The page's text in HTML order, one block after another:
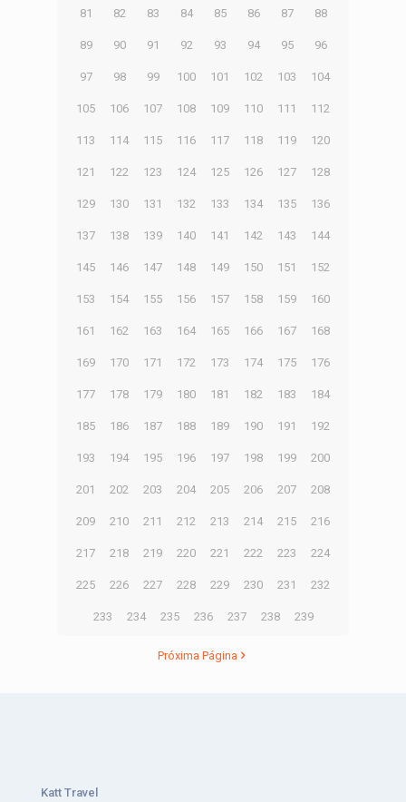
81 82 83 84 85 86 87 88
89 90 91 92 93 94 95 96
97 98 99 100 101 102 103 104
105 106 107 108 109 110 111 112
113 114 115 116 117 118 119 120
121 122 123 124 125 126 127 128
129 130 131 132 133 134 135 136
137 138 139 140 141 142 143 144
145 146 147 148 149 150 151 152
153 154 155 156 157 158 159 160
161 162 163 164 165 166 167 168
169 170 171 172 173 174 175 176
177 178 179 180 181 182 183 184
185 186 187 188 189 190 191 192
193 194 195 196 197 198 199 200
201 202 203 204 205 206 207 208
209 210 211 212 213 214 215 216
217 218 219 220 221 222 223 224
225 226 227 228 229 230 231 232
233 234 235 236 237 238 239
Próxima Página
Katt Travel